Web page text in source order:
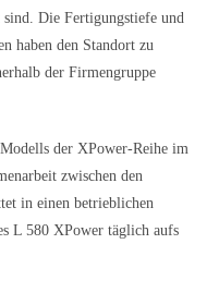
Die Fertigungstiefe und
haben den Standort zu
der Firmengruppe
der XPower-Reihe im
zwischen den
in einen betrieblichen
L 580 XPower täglich aufs